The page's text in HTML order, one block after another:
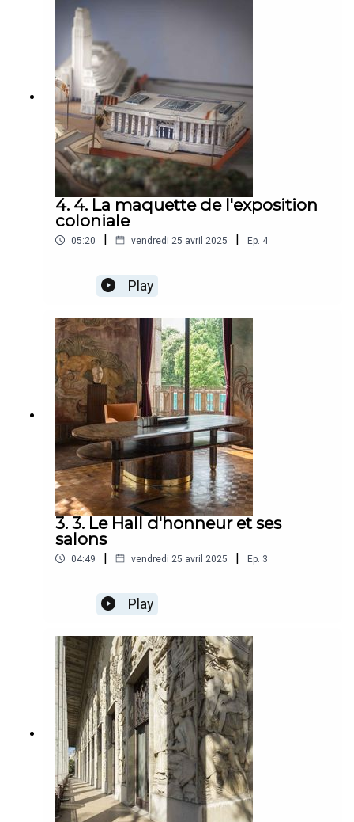
4. 4. La maquette de l'exposition
coloniale
05:20 | vendredi 25 avril 2025 | Ep. 4
Play
3. 3. Le Hall d'honneur et ses
salons
04:49 | vendredi 25 avril 2025 | Ep. 3
Play